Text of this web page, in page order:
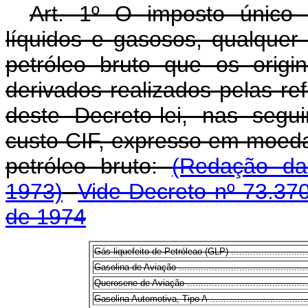
Art. 1º O imposto único
líquidos e gasosos,
petróleo bruto que os
derivados realizados pelas
deste Decreto-lei, nas
custo CIF, expresso em
petróleo bruto:(Redação
1973)
Vide Decreto nº
de 1974
Gás liquefeito de Petróleao (GLP)
Gasolina de Aviação
Querosene de Aviação
Gasolina Automotiva, Tipo A